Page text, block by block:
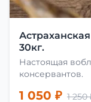
30кг.
Настоящая
консервантов.
1 050 ₽ 1 250